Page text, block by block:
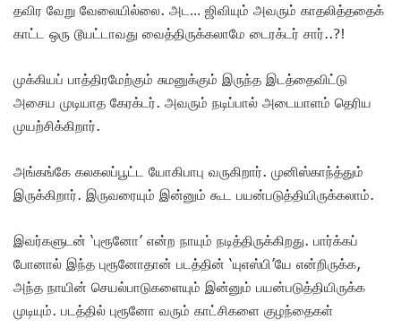
தவிர வேறு வேலையில்லை. அட… ஜிவியும் அவரும் காதலித்ததைக்
காட்ட ஒரு டூயட்டாவது வைத்திருக்கலாமே டைரக்டர் சார்..?!
முக்கியப் பாத்திரமேற்கும் சுமனுக்கும் இருந்த இடத்தைவிட்டு
அசைய முடியாத கேரக்டர். அவரும் நடிப்பால் அடையாளம் தெரிய
முயற்சிக்கிறார்.
அங்கங்கே கலகலப்பூட்ட யோகிபாபு வருகிறார். முனிஸ்காந்த்தும்
இருக்கிறார். இருவரையும் இன்னும் கூட பயன்படுத்தியிருக்கலாம்.
இவர்களுடன் ‘புரூனோ’ என்ற நாயும் நடித்திருக்கிறது. பார்க்கப்
போனால் இந்த புரூனோதான் படத்தின் ‘யுஎஸ்பி’யே என்றிருக்க,
அந்த நாயின் செயல்பாடுகளையும் இன்னும் பயன்படுத்தியிருக்க
முடியும். படத்தில் புரூனோ வரும் காட்சிகளை குழந்தைகள்